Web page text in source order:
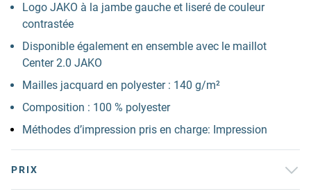
Logo JAKO à la jambe gauche et liseré de couleur
contrastée
Disponible également en ensemble avec le maillot
Center 2.0 JAKO
Mailles jacquard en polyester : 140 g/m²
Composition : 100 % polyester
Méthodes d’impression pris en charge: Impression
PRIX